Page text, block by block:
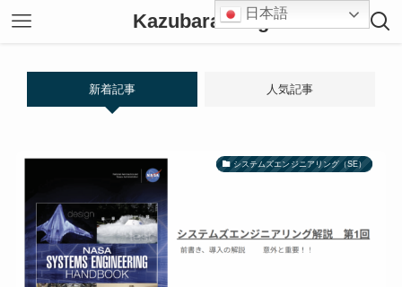
Kazubara Blog
新着記事 人気記事
システムズエンジニアリング（SE）
日本語